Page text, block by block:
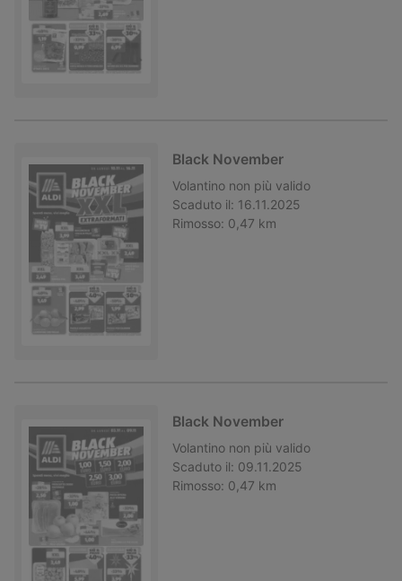
Black November
Volantino non più valido
Scaduto il: 16.11.2025
Rimosso: 0,47 km
Black November
Volantino non più valido
Scaduto il: 09.11.2025
Rimosso: 0,47 km